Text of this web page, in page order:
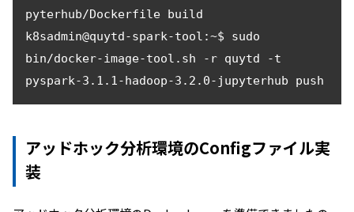
pyterhub/Dockerfile build
k8sadmin@quytd-spark-tool:~$ sudo
bin/docker-image-tool.sh -r quytd -t
アッドホック分析環境のConfigファイル実
装